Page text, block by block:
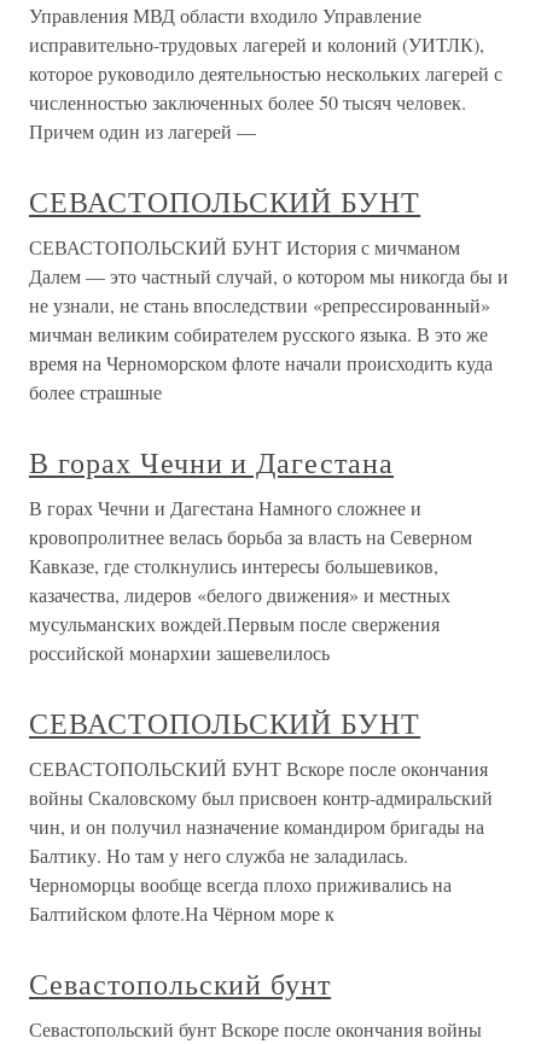
Управления МВД области входило Управление
исправительно-трудовых лагерей и колоний (УИТЛК),
которое руководило деятельностью нескольких лагерей с
численностью заключенных более 50 тысяч человек.
Причем один из лагерей —
СЕВАСТОПОЛЬСКИЙ БУНТ
СЕВАСТОПОЛЬСКИЙ БУНТ История с мичманом
Далем — это частный случай, о котором мы никогда бы и
не узнали, не стань впоследствии «репрессированный»
мичман великим собирателем русского языка. В это же
время на Черноморском флоте начали происходить куда
более страшные
В горах Чечни и Дагестана
В горах Чечни и Дагестана Намного сложнее и
кровопролитнее велась борьба за власть на Северном
Кавказе, где столкнулись интересы большевиков,
казачества, лидеров «белого движения» и местных
мусульманских вождей.Первым после свержения
российской монархии зашевелилось
СЕВАСТОПОЛЬСКИЙ БУНТ
СЕВАСТОПОЛЬСКИЙ БУНТ Вскоре после окончания
войны Скаловскому был присвоен контр-адмиральский
чин, и он получил назначение командиром бригады на
Балтику. Но там у него служба не заладилась.
Черноморцы вообще всегда плохо приживались на
Балтийском флоте.На Чёрном море к
Севастопольский бунт
Севастопольский бунт Вскоре после окончания войны